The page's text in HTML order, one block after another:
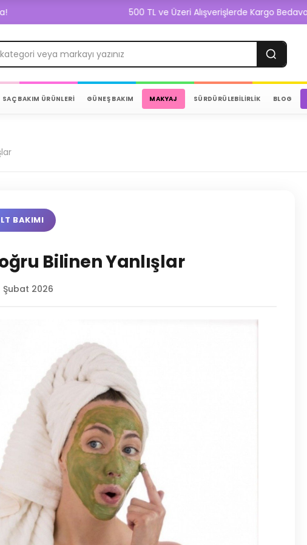
500 TL ve Üzeri Alışverişlerde Kargo Bedava!
SAÇ BAKIM ÜRÜNLERİ GÜNEŞ BAKIM MAKYAJ SÜRDÜRÜLEBİLİRLİK BLOG
BAKIMI
Bilinen Yanlışlar
Şubat 2026